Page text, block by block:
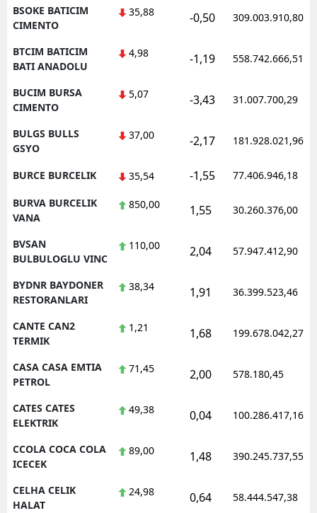
BSOKE BATICIM
CIMENTO
35,88 -0,50 309.003.910,80
BTCIM BATICIM
BATI ANADOLU
4,98 -1,19 558.742.666,51
BUCIM BURSA
CIMENTO
5,07 -3,43 31.007.700,29
BULGS BULLS
GSYO
37,00 -2,17 181.928.021,96
BURCE BURCELIK 35,54 -1,55 77.406.946,18
BURVA BURCELIK
VANA
850,00 1,55 30.260.376,00
BVSAN
BULBULOGLU VINC
110,00 2,04 57.947.412,90
BYDNR BAYDONER
RESTORANLARI
38,34 1,91 36.399.523,46
CANTE CAN2
TERMIK
1,21 1,68 199.678.042,27
CASA CASA EMTIA
PETROL
71,45 2,00 578.180,45
CATES CATES
ELEKTRIK
49,38 0,04 100.286.417,16
CCOLA COCA COLA
ICECEK
89,00 1,48 390.245.737,55
CELHA CELIK
HALAT
24,98 0,64 58.444.547,38